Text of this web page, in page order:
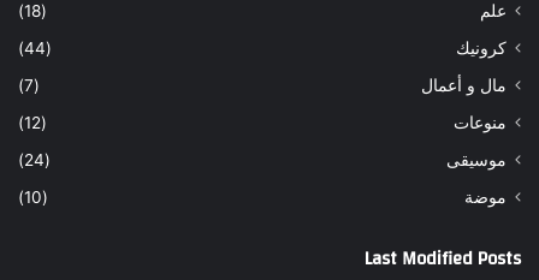
علم
(18)
كرونيك
(44)
مال و أعمال
(7)
منوعات
(12)
موسيقى
(24)
موضة
(10)
Last Modified Posts